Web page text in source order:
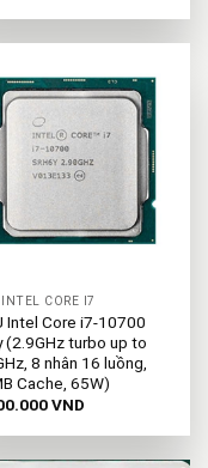
INTEL CORE I7
Intel Core i7-10700
(2.9GHz turbo up to
8 nhân 16 luồng,
Cache, 65W)
VND